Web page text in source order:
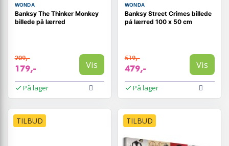
WONDA
Banksy The Thinker Monkey
billede på lærred
209,-
179,- Vis
På lager
WONDA
Banksy Street Crimes billede
på lærred 100 x 50 cm
519,-
479,- Vis
På lager
TILBUD TILBUD